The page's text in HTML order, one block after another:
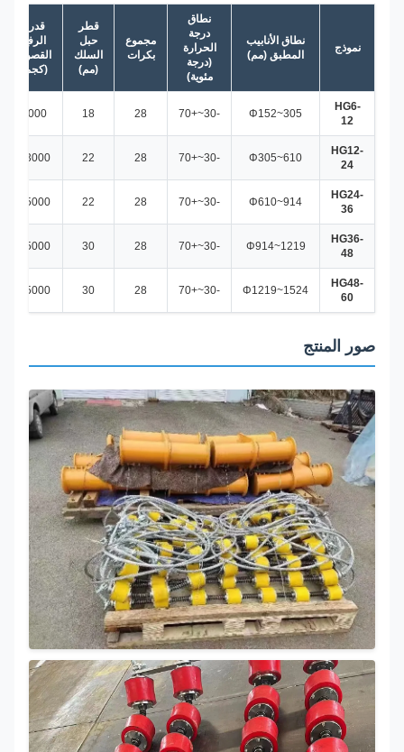
نموذج
نطاق الأنابيب
المطبق (مم)
نطاق
درجة
الحرارة
(درجة
مئوية)
مجموع
بكرات
قطر
حبل
السلك
(مم)
قدرة
الرفع
القصوى
(كجم)
HG6-
12
Φ152~305
-30~+70
28
18
8000
HG12-
24
Φ305~610
-30~+70
28
22
13000
HG24-
36
Φ610~914
-30~+70
28
22
35000
HG36-
48
Φ914~1219
-30~+70
28
30
45000
HG48-
60
Φ1219~1524
-30~+70
28
30
55000
صور المنتج